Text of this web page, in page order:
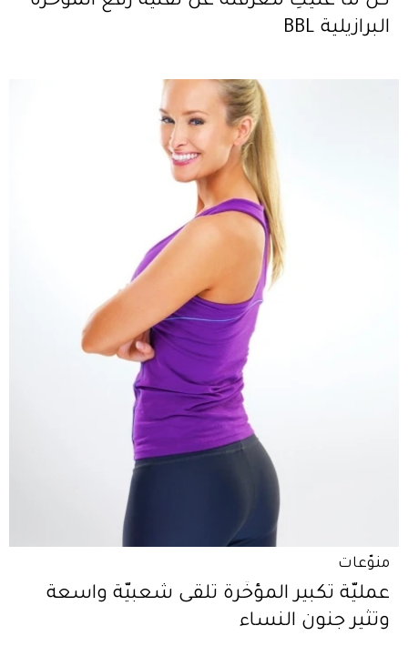
البرازيلية BBL
منوّعات
عمليّة تكبير المؤخّرة تلقى شعبيّة واسعة
وتثير جنون النساء